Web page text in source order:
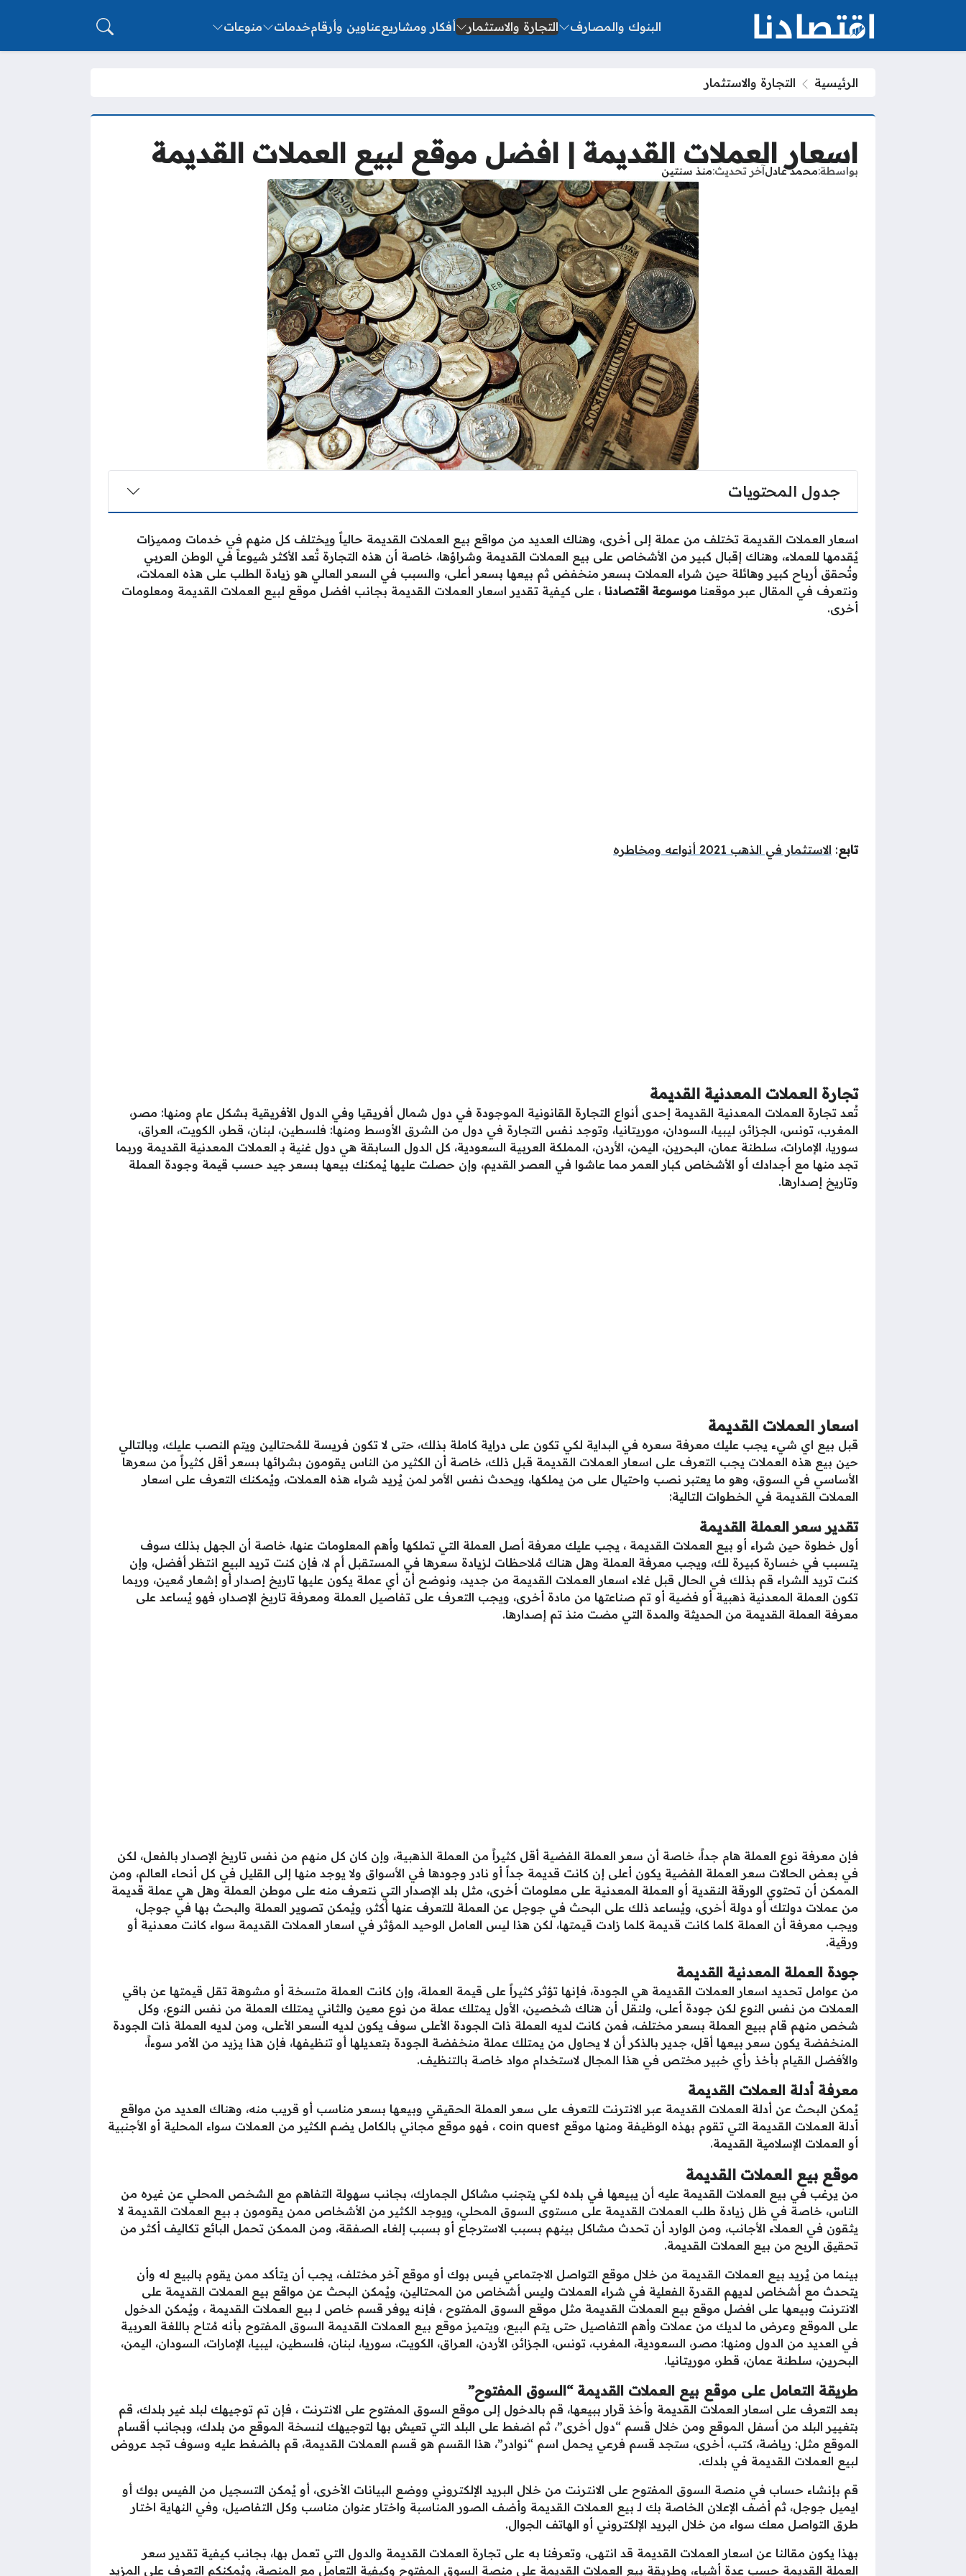
البنوك والمصارف التجارة والاستثمار أفكار ومشاريععناوين وأرقامخدمات منوعات
الرئيسية التجارة والاستثمار
اسعار العملات القديمة | افضل موقع لبيع العملات القديمة
بواسطة محمد عادلآخر تحديث منذ سنتين
جدول المحتويات
اسعار العملات القديمة تختلف من عملة إلى أخرى، وهناك العديد من مواقع بيع العملات القديمة حالياً ويختلف كل منهم في خدمات ومميزات
يُقدمها للعملاء، وهناك إقبال كبير من الأشخاص على بيع العملات القديمة وشراؤها، خاصة أن هذه التجارة تُعد الأكثر شيوعاً في الوطن العربي
وتُحقق أرباح كبير وهائلة حين شراء العملات بسعر منخفض ثم بيعها بسعر أعلى، والسبب في السعر العالي هو زيادة الطلب على هذه العملات،
ونتعرف في المقال عبر موقعنا موسوعة اقتصادنا ، على كيفية تقدير اسعار العملات القديمة بجانب افضل موقع لبيع العملات القديمة ومعلومات
أخرى.
تابع: الاستثمار في الذهب 2021 أنواعه ومخاطره
تجارة العملات المعدنية القديمة
تُعد تجارة العملات المعدنية القديمة إحدى أنواع التجارة القانونية الموجودة في دول شمال أفريقيا وفي الدول الأفريقية بشكل عام ومنها: مصر،
المغرب، تونس، الجزائر، ليبيا، السودان، موريتانيا، وتوجد نفس التجارة في دول من الشرق الأوسط ومنها: فلسطين، لبنان، قطر، الكويت، العراق،
سوريا، الإمارات، سلطنة عمان، البحرين، اليمن، الأردن، المملكة العربية السعودية، كل الدول السابقة هي دول غنية بـ العملات المعدنية القديمة وربما
تجد منها مع أجدادك أو الأشخاص كبار العمر مما عاشوا في العصر القديم، وإن حصلت عليها يُمكنك بيعها بسعر جيد حسب قيمة وجودة العملة
وتاريخ إصدارها.
اسعار العملات القديمة
قبل بيع اي شيء يجب عليك معرفة سعره في البداية لكي تكون على دراية كاملة بذلك، حتى لا تكون فريسة للمُحتالين ويتم النصب عليك، وبالتالي
حين بيع هذه العملات يجب التعرف على اسعار العملات القديمة قبل ذلك، خاصة أن الكثير من الناس يقومون بشرائها بسعر أقل كثيراً من سعرها
الأساسي في السوق، وهو ما يعتبر نصب واحتيال على من يملكها، ويحدث نفس الأمر لمن يُريد شراء هذه العملات، ويُمكنك التعرف على اسعار
العملات القديمة في الخطوات التالية:
تقدير سعر العملة القديمة
أول خطوة حين شراء أو بيع العملات القديمة ، يجب عليك معرفة أصل العملة التي تملكها وأهم المعلومات عنها، خاصة أن الجهل بذلك سوف
يتسبب في خسارة كبيرة لك، ويجب معرفة العملة وهل هناك مُلاحظات لزيادة سعرها في المستقبل أم لا، فإن كنت تريد البيع انتظر أفضل، وإن
كنت تريد الشراء قم بذلك في الحال قبل غلاء اسعار العملات القديمة من جديد، ونوضح أن أي عملة يكون عليها تاريخ إصدار أو إشعار مُعين، وربما
تكون العملة المعدنية ذهبية أو فضية أو تم صناعتها من مادة أخرى، ويجب التعرف على تفاصيل العملة ومعرفة تاريخ الإصدار، فهو يُساعد على
معرفة العملة القديمة من الحديثة والمدة التي مضت منذ تم إصدارها.
فإن معرفة نوع العملة هام جداً، خاصة أن سعر العملة الفضية أقل كثيراً من العملة الذهبية، وإن كان كل منهم من نفس تاريخ الإصدار بالفعل، لكن
في بعض الحالات سعر العملة الفضية يكون أعلى إن كانت قديمة جداً أو نادر وجودها في الأسواق ولا يوجد منها إلى القليل في كل أنحاء العالم، ومن
الممكن أن تحتوي الورقة النقدية أو العملة المعدنية على معلومات أخرى، مثل بلد الإصدار التي نتعرف منه على موطن العملة وهل هي عملة قديمة
من عملات دولتك أو دولة أخرى، ويُساعد ذلك على البحث في جوجل عن العملة للتعرف عنها أكثر، ويُمكن تصوير العملة والبحث بها في جوجل،
ويجب معرفة أن العملة كلما كانت قديمة كلما زادت قيمتها، لكن هذا ليس العامل الوحيد المؤثر في اسعار العملات القديمة سواء كانت معدنية أو
ورقية.
جودة العملة المعدنية القديمة
من عوامل تحديد اسعار العملات القديمة هي الجودة، فإنها تؤثر كثيراً على قيمة العملة، وإن كانت العملة متسخة أو مشوهة تقل قيمتها عن باقي
العملات من نفس النوع لكن جودة أعلى، ولنقل أن هناك شخصين، الأول يمتلك عملة من نوع معين والثاني يمتلك العملة من نفس النوع، وكل
شخص منهم قام ببيع العملة بسعر مختلف، فمن كانت لديه العملة ذات الجودة الأعلى سوف يكون لديه السعر الأعلى، ومن لديه العملة ذات الجودة
المنخفضة يكون سعر بيعها أقل، جدير بالذكر أن لا يحاول من يمتلك عملة منخفضة الجودة بتعديلها أو تنظيفها، فإن هذا يزيد من الأمر سوءاً،
والأفضل القيام بأخذ رأي خبير مختص في هذا المجال لاستخدام مواد خاصة بالتنظيف.
معرفة أدلة العملات القديمة
يُمكن البحث عن أدلة العملات القديمة عبر الانترنت للتعرف على سعر العملة الحقيقي وبيعها بسعر مناسب أو قريب منه، وهناك العديد من مواقع
أدلة العملات القديمة التي تقوم بهذه الوظيفة ومنها موقع coin quest ، فهو موقع مجاني بالكامل يضم الكثير من العملات سواء المحلية أو الأجنبية
أو العملات الإسلامية القديمة.
موقع بيع العملات القديمة
من يرغب في بيع العملات القديمة عليه أن يبيعها في بلده لكي يتجنب مشاكل الجمارك، بجانب سهولة التفاهم مع الشخص المحلي عن غيره من
الناس، خاصة في ظل زيادة طلب العملات القديمة على مستوى السوق المحلي، ويوجد الكثير من الأشخاص ممن يقومون بـ بيع العملات القديمة لا
يثقون في العملاء الأجانب، ومن الوارد أن تحدث مشاكل بينهم بسبب الاسترجاع أو بسبب إلغاء الصفقة، ومن الممكن تحمل البائع تكاليف أكثر من
تحقيق الربح من بيع العملات القديمة.
بينما من يُريد بيع العملات القديمة من خلال موقع التواصل الاجتماعي فيس بوك أو موقع آخر مختلف، يجب أن يتأكد ممن يقوم بالبيع له وأن
يتحدث مع أشخاص لديهم القدرة الفعلية في شراء العملات وليس أشخاص من المحتالين، ويُمكن البحث عن مواقع بيع العملات القديمة على
الانترنت وبيعها على افضل موقع بيع العملات القديمة مثل موقع السوق المفتوح ، فإنه يوفر قسم خاص لـ بيع العملات القديمة ، ويُمكن الدخول
على الموقع وعرض ما لديك من عملات وأهم التفاصيل حتى يتم البيع، ويتميز موقع بيع العملات القديمة السوق المفتوح بأنه مُتاح باللغة العربية
في العديد من الدول ومنها: مصر، السعودية، المغرب، تونس، الجزائر، الأردن، العراق، الكويت، سوريا، لبنان، فلسطين، ليبيا، الإمارات، السودان، اليمن،
البحرين، سلطنة عمان، قطر، موريتانيا.
طريقة التعامل على موقع بيع العملات القديمة “السوق المفتوح”
بعد التعرف على اسعار العملات القديمة وأخذ قرار ببيعها، قم بالدخول إلى موقع السوق المفتوح على الانترنت ، فإن تم توجيهك لبلد غير بلدك، قم
بتغيير البلد من أسفل الموقع ومن خلال قسم “دول أخرى”، ثم اضغط على البلد التي تعيش بها لتوجيهك لنسخة الموقع من بلدك، وبجانب أقسام
الموقع مثل: رياضة، كتب، أخرى، ستجد قسم فرعي يحمل اسم “نوادر”، هذا القسم هو قسم العملات القديمة، قم بالضغط عليه وسوف تجد عروض
لبيع العملات القديمة في بلدك.
قم بإنشاء حساب في منصة السوق المفتوح على الانترنت من خلال البريد الإلكتروني ووضع البيانات الأخرى، أو يُمكن التسجيل من الفيس بوك أو
ايميل جوجل، ثم أضف الإعلان الخاصة بك لـ بيع العملات القديمة وأضف الصور المناسبة واختار عنوان مناسب وكل التفاصيل، وفي النهاية اختار
طرق التواصل معك سواء من خلال البريد الإلكتروني أو الهاتف الجوال.
بهذا يكون مقالنا عن اسعار العملات القديمة قد انتهى، وتعرفنا به على تجارة العملات القديمة والدول التي تعمل بها، بجانب كيفية تقدير سعر
العملة القديمة حسب عدة أشياء، وطريقة بيع العملات القديمة على منصة السوق المفتوح وكيفية التعامل مع المنصة، ويُمكنكم التعرف على المزيد